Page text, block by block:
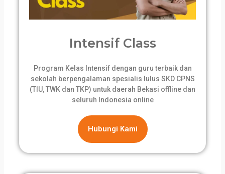
Intensif Class
Program Kelas Intensif dengan guru terbaik dan
sekolah berpengalaman spesialis lulus SKD CPNS
(TIU, TWK dan TKP) untuk daerah Bekasi offline dan
seluruh Indonesia online
Hubungi Kami